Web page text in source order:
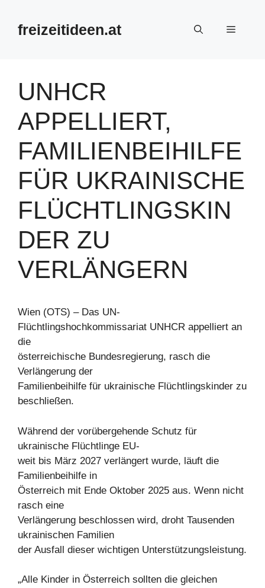
Inhalt
springenfreizeitideen.at Menü
UNHCR
APPELLIERT,
FAMILIENBEIHILFE
FÜR UKRAINISCHE
FLÜCHTLINGSKIN
DER ZU
VERLÄNGERN
Wien (OTS) – Das UN-
Flüchtlingshochkommissariat UNHCR appelliert an
die
österreichische Bundesregierung, rasch die
Verlängerung der
Familienbeihilfe für ukrainische Flüchtlingskinder zu
beschließen.
Während der vorübergehende Schutz für
ukrainische Flüchtlinge EU-
weit bis März 2027 verlängert wurde, läuft die
Familienbeihilfe in
Österreich mit Ende Oktober 2025 aus. Wenn nicht
rasch eine
Verlängerung beschlossen wird, droht Tausenden
ukrainischen Familien
der Ausfall dieser wichtigen Unterstützungsleistung.
„Alle Kinder in Österreich sollten die gleichen